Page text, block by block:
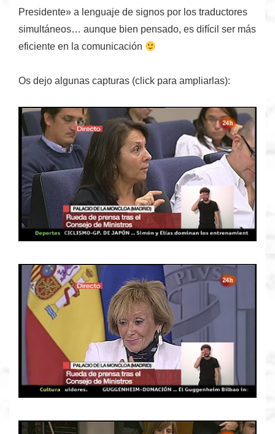
Presidente» a lenguaje de signos por los traductores
simultáneos… aunque bien pensado, es difícil ser más
eficiente en la comunicación
Os dejo algunas capturas (click para ampliarlas):